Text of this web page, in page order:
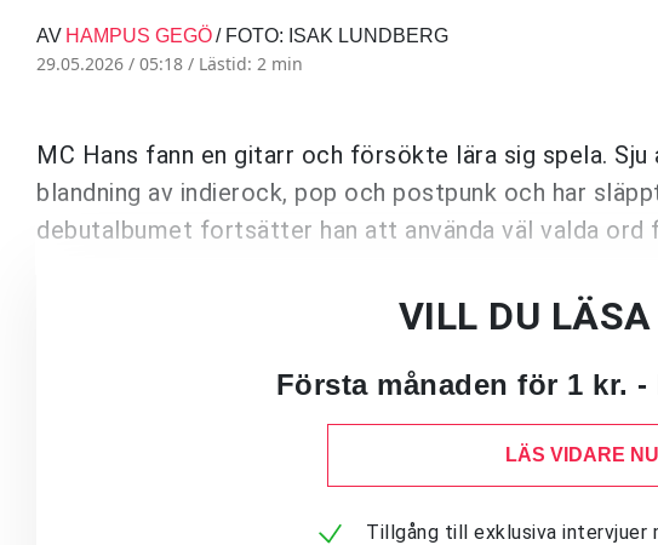
AV HAMPUS GEGÖ/ FOTO: ISAK LUNDBERG
29.05.2026 / 05:18 / Lästid: 2 min
MC Hans fann en gitarr och försökte lära sig spela.
blandning av indierock, pop och postpunk och har
debutalbumet fortsätter han att använda väl valda ord
VILL DU
Första månaden för 1 kr.
LÄS VIDARE NU
Tillgång till exklusiva intervjuer